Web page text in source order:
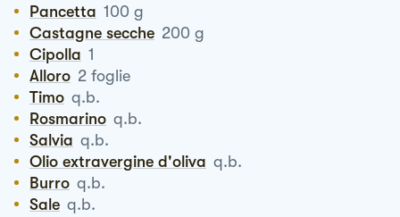
Pancetta 100 g
Castagne secche 200 g
Cipolla 1
Alloro 2 foglie
Timo q.b.
Rosmarino q.b.
Salvia q.b.
Olio extravergine d'oliva q.b.
Burro q.b.
Sale q.b.